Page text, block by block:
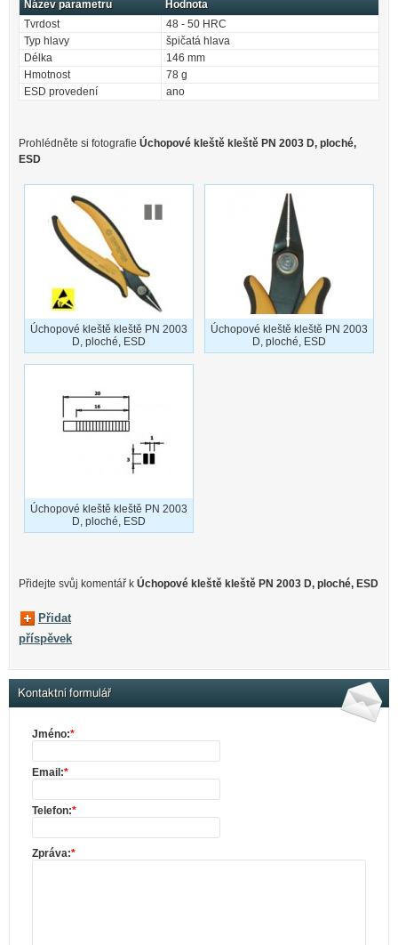
Název parametru
Hodnota
Tvrdost
48 - 50 HRC
Typ hlavy
špičatá hlava
Délka
146 mm
Hmotnost
78 g
ESD provedení
ano
Prohlédněte si fotografie Úchopové kleště kleště PN 2003 D, ploché,
ESD
Úchopové kleště kleště PN 2003
D, ploché, ESD
Úchopové kleště kleště PN 2003
D, ploché, ESD
Úchopové kleště kleště PN 2003
D, ploché, ESD
Přidejte svůj komentář k Úchopové kleště kleště PN 2003 D, ploché, ESD
Přidat
příspěvek
Kontaktní formulář
Jméno:*
Email:*
Telefon:*
Zpráva:*